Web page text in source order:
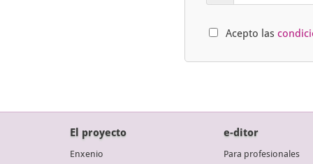
Acepto las
El proyecto
Enxenio
e-ditor
Para profesionales